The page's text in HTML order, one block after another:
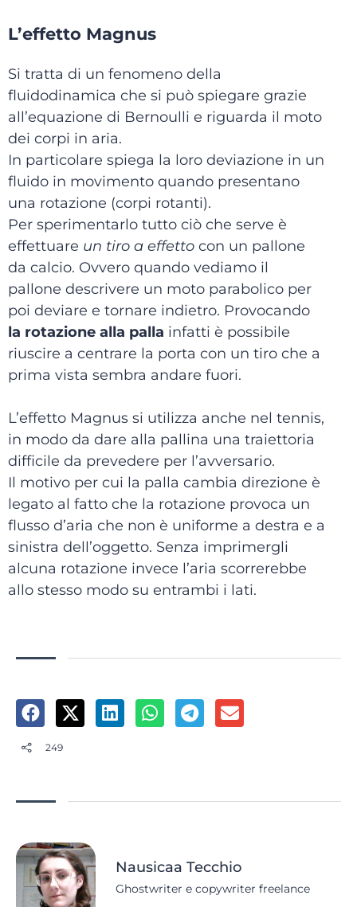
L’effetto Magnus
Si tratta di un fenomeno della
fluidodinamica che si può spiegare grazie
all’equazione di Bernoulli e riguarda il moto
dei corpi in aria.
In particolare spiega la loro deviazione in un
fluido in movimento quando presentano
una rotazione (corpi rotanti).
Per sperimentarlo tutto ciò che serve è
effettuare un tiro a effetto con un pallone
da calcio. Ovvero quando vediamo il
pallone descrivere un moto parabolico per
poi deviare e tornare indietro. Provocando
la rotazione alla palla infatti è possibile
riuscire a centrare la porta con un tiro che a
prima vista sembra andare fuori.
L’effetto Magnus si utilizza anche nel tennis,
in modo da dare alla pallina una traiettoria
difficile da prevedere per l’avversario.
Il motivo per cui la palla cambia direzione è
legato al fatto che la rotazione provoca un
flusso d’aria che non è uniforme a destra e a
sinistra dell’oggetto. Senza imprimergli
alcuna rotazione invece l’aria scorrerebbe
allo stesso modo su entrambi i lati.
249
Nausicaa Tecchio
Ghostwriter e copywriter freelance